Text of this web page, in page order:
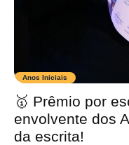
Anos Iniciais
🥇 Prêmio por
envolvente dos
da escrita!